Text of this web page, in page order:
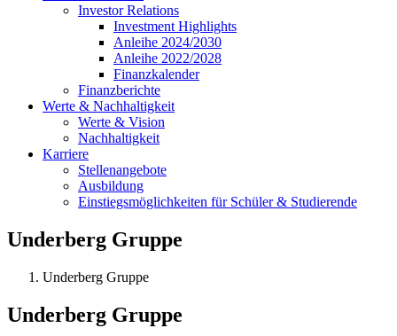
Investor Relations
Investment Highlights
Anleihe 2024/2030
Anleihe 2022/2028
Finanzkalender
Finanzberichte
Werte & Nachhaltigkeit
Werte & Vision
Nachhaltigkeit
Karriere
Stellenangebote
Ausbildung
Einstiegsmöglichkeiten für Schüler & Studierende
Underberg Gruppe
Underberg Gruppe
Underberg Gruppe